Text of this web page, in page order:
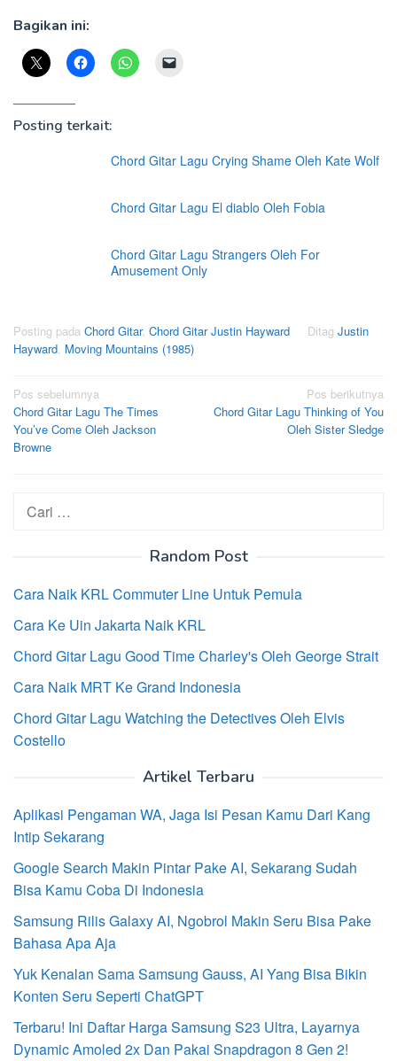
Bagikan ini:
Posting terkait:
Chord Gitar Lagu Crying Shame Oleh Kate Wolf
Chord Gitar Lagu El diablo Oleh Fobia
Chord Gitar Lagu Strangers Oleh For
Amusement Only
Posting pada Chord Gitar, Chord Gitar Justin Hayward Ditag Justin
Hayward, Moving Mountains (1985)
Navigasi
pos
Pos sebelumnya
Chord Gitar Lagu The Times
You’ve Come Oleh Jackson
Browne
Pos berikutnya
Chord Gitar Lagu Thinking of You
Oleh Sister Sledge
Cari
untuk:
Random Post
Cara Naik KRL Commuter Line Untuk Pemula
Cara Ke Uin Jakarta Naik KRL
Chord Gitar Lagu Good Time Charley's Oleh George Strait
Cara Naik MRT Ke Grand Indonesia
Chord Gitar Lagu Watching the Detectives Oleh Elvis
Costello
Artikel Terbaru
Aplikasi Pengaman WA, Jaga Isi Pesan Kamu Dari Kang
Intip Sekarang
Google Search Makin Pintar Pake AI, Sekarang Sudah
Bisa Kamu Coba Di Indonesia
Samsung Rilis Galaxy AI, Ngobrol Makin Seru Bisa Pake
Bahasa Apa Aja
Yuk Kenalan Sama Samsung Gauss, AI Yang Bisa Bikin
Konten Seru Seperti ChatGPT
Terbaru! Ini Daftar Harga Samsung S23 Ultra, Layarnya
Dynamic Amoled 2x Dan Pakai Snapdragon 8 Gen 2!